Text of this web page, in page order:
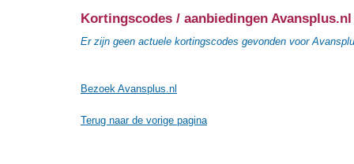
Kortingscodes / aanbiedingen Avansplus.nl
Er zijn geen actuele kortingscodes gevonden voor
Bezoek Avansplus.nl
Terug naar de vorige pagina